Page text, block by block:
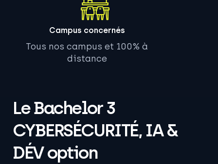
Campus concernés
Tous nos campus et 100% à
distance
Le Bachelor 3
CYBERSÉCURITÉ, IA &
DÉV option